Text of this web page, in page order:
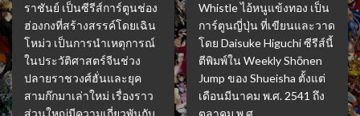
ราชันย์ เป็นซีรีส์การ์ตูนช่อง
ฮ่องกงที่สร้างสรรค์โดยเฉิน
โหม่ว เป็นการนำเหตุการณ์
ในประวัติศาสตร์จีนช่วง
ปลายราชวงศ์ฮั่นและยุค
สามก๊กมาเล่าใหม่ เรื่องราว
ส่วนใหญ่มีความเกี่ยวพันกับ
Whistle ไอ้หนูแข้งทอง เป็น
การ์ตูนญี่ปุ่น ที่เขียนและวาด
โดย Daisuke Higuchi ซีรีส์นี้
ตีพิมพ์ใน Weekly Shōnen
Jump ของ Shueisha ตั้งแต่
เดือนมีนาคม พ.ศ. 2541 ถึง
ตุลาคม พ.ศ....